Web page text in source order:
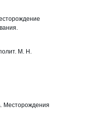
М. Н.
Месторождения